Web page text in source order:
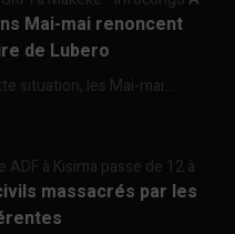
Mai-mai renoncent
de Lubero
situation, les Mai-mai...
à Kisima passe de 12 à
massacrés par les